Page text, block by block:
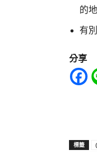
的
有
分享
標籤